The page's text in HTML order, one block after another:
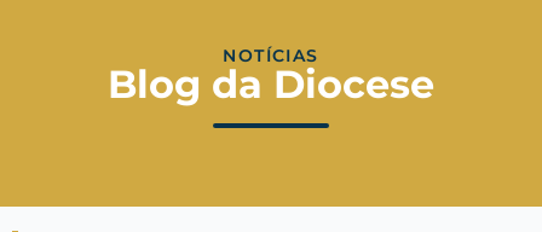
NOTÍCIAS
Blog da Diocese